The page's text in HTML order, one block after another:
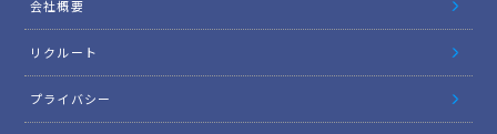
会社概要
リクルート
プライバシー